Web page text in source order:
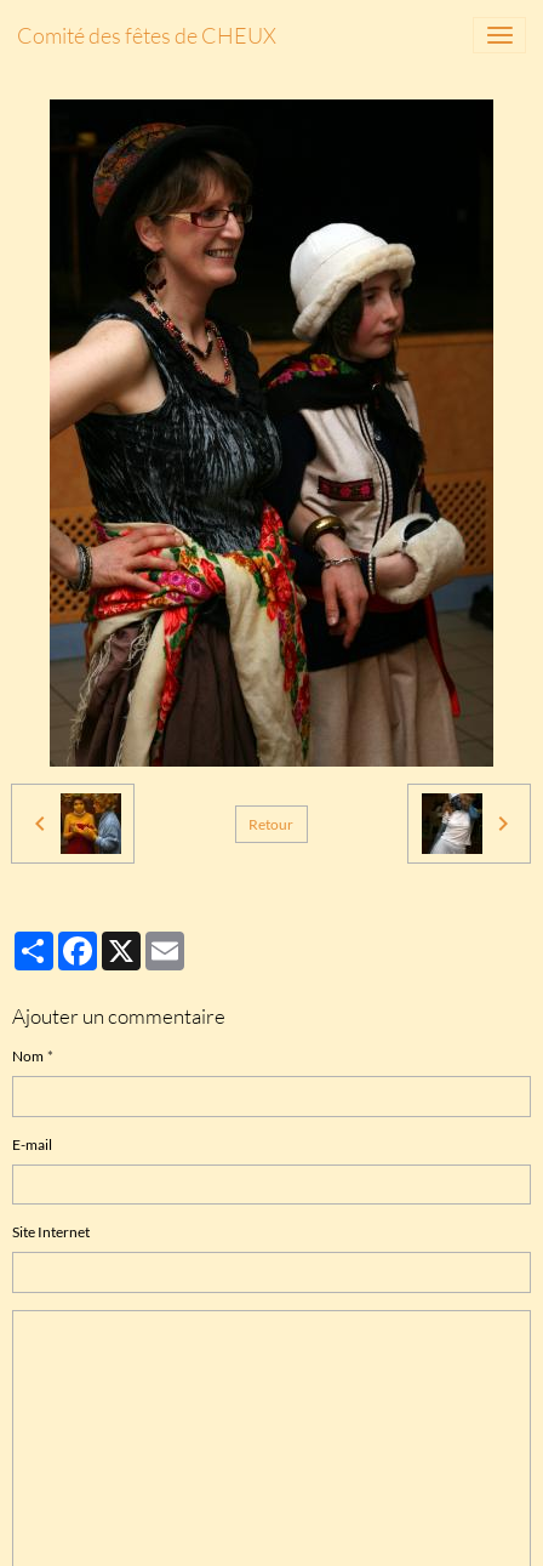
Comité des fêtes de CHEUX
Retour
PartagerFacebook
X
Ajouter un commentaire
Nom
E-mail
Site Internet